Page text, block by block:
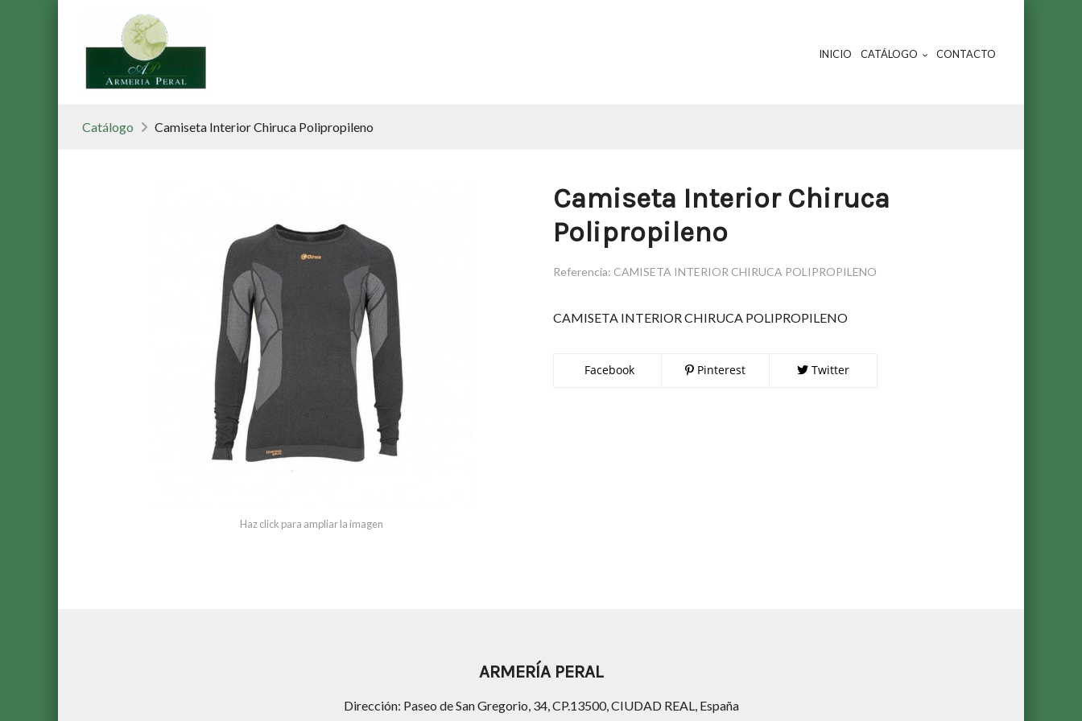
INICIO CATÁLOGO CONTACTO
Catálogo Camiseta Interior Chiruca Polipropileno
Haz click para ampliar la imagen
Camiseta Interior Chiruca
Polipropileno
Referencia: CAMISETA INTERIOR CHIRUCA POLIPROPILENO
CAMISETA INTERIOR CHIRUCA POLIPROPILENO
Facebook Pinterest Twitter
ARMERÍA PERAL
Dirección: Paseo de San Gregorio, 34, CP.13500, CIUDAD REAL, España